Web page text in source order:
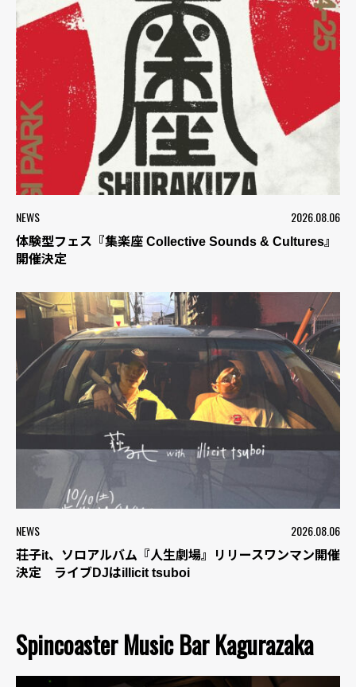
NEWS 2026.08.06
体験型フェス『集楽座 Collective Sounds & Cultures』
開催決定
NEWS 2026.08.06
荘子it、ソロアルバム『人生劇場』リリースワンマン開催
決定 ライブDJはillicit tsuboi
Spincoaster Music Bar Kagurazaka